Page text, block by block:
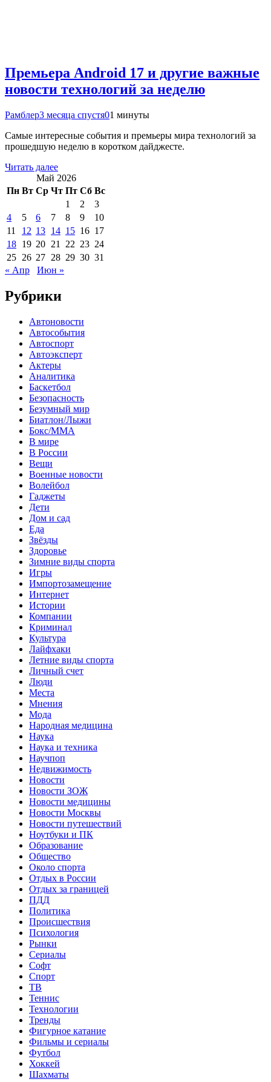
Премьера Android 17 и другие важные
новости технологий за неделю
Рамблер3 месяца спустя01 минуты
Самые интересные события и премьеры мира технологий за
прошедшую неделю в коротком дайджесте.
Читать далее
Май 2026
Пн Вт Ср Чт Пт Сб Вс
1
2
3
4
5 6 7 8 9
10
11
12 13 14 15 16 17
18 19 20 21 22 23 24
25 26 27 28 29 30 31
« Апр
Июн »
Рубрики
Автоновости
Автособытия
Автоспорт
Автоэксперт
Актеры
Аналитика
Баскетбол
Безопасность
Безумный мир
Биатлон/Лыжи
Бокс/MMA
В мире
В России
Вещи
Военные новости
Волейбол
Гаджеты
Дети
Дом и сад
Еда
Звёзды
Здоровье
Зимние виды спорта
Игры
Импортозамещение
Интернет
Истории
Компании
Криминал
Культура
Лайфхаки
Летние виды спорта
Личный счет
Люди
Места
Мнения
Мода
Народная медицина
Наука
Наука и техника
Научпоп
Недвижимость
Новости
Новости ЗОЖ
Новости медицины
Новости Москвы
Новости путешествий
Ноутбуки и ПК
Образование
Общество
Около спорта
Отдых в России
Отдых за границей
ПДД
Политика
Происшествия
Психология
Рынки
Сериалы
Софт
Спорт
ТВ
Теннис
Технологии
Тренды
Фигурное катание
Фильмы и сериалы
Футбол
Хоккей
Шахматы